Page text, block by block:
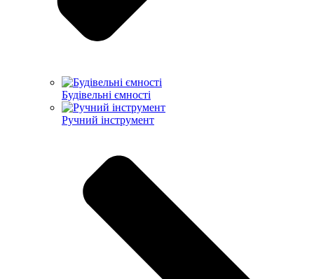
Будівельні ємності
Ручний інструмент